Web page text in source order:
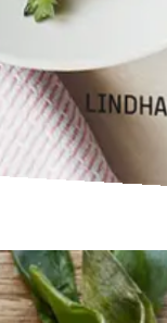
Catalansk
bønnesala